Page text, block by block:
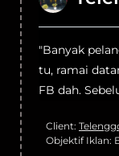
"Banyak
tu, ramai
FB dah.
Client:
Objektif Iklan: